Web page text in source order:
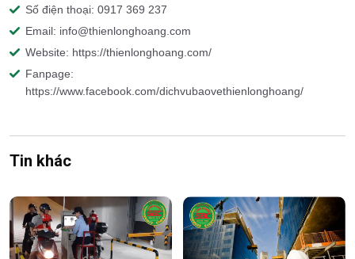
Số điện thoại: 0917 369 237
Email: info@thienlonghoang.com
Website: https://thienlonghoang.com/
Fanpage:
https://www.facebook.com/dichvubaovethienlonghoang/
Tin khác